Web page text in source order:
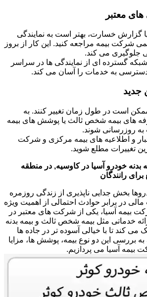
های معتبر
گزارش خسارت، بهتر است به نمایندگی
شرکت بیمه مراجعه کنید. این کار از بروز
جلوگیری می کند.
شبکه گسترده ای از نمایندگی ها در سراسر
به خدمات را آسان می کند.
جدید
است در طول زمان تغییر کنند. به
های بیمه شخص ثالث یا پوشش های بیمه
روزرسانی شوند.
و اطلاعیه های بیمه مرکزی و شرکت
تغییرات مطلع شوید.
خودرو آسیا در کاوسیه, در منطقه
رانندگان
بخش جدایی ناپذیری از زندگی روزمره
مالی در برابر حوادث احتمالی از اهمیت ویژه
بیمه آسیا، یکی از شرکت های معتبر در
خدماتی مثل بیمه شخص ثالث و بیمه بدنه
می کند تا با خیالی آسوده تر در جاده ها
به بررسی این دو نوع بیمه، پوشش ها، مزایا
بیمه آسیا می پردازیم.